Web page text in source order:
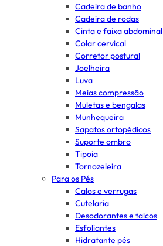
Cadeira de banho
Cadeira de rodas
Cinta e faixa abdominal
Colar cervical
Corretor postural
Joelheira
Luva
Meias compressão
Muletas e bengalas
Munhequeira
Sapatos ortopédicos
Suporte ombro
Tipoia
Tornozeleira
Para os Pés
Calos e verrugas
Cutelaria
Desodorantes e talcos
Esfoliantes
Hidratante pés